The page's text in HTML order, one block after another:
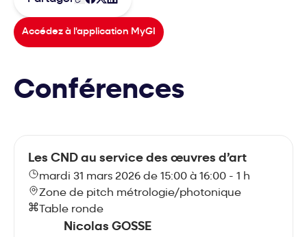
Accédez à l'application MyGI
Conférences
Les CND au service des œuvres d’art
mardi 31 mars 2026 de 15:00 à 16:00 - 1 h
Zone de pitch métrologie/photonique
Table ronde
Nicolas GOSSE